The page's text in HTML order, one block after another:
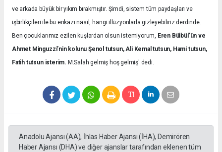
ve arkada büyük bir yıkım bırakmıştır. Şimdi, sistem tüm paydaşları ve
işbirlikçileri ile bu enkazı nasıl, hangi illüzyonlarla gizleyebiliriz derdinde.
Ben çocuklarımız ezilen kuşlardan olsun istemiyorum, Eren Bülbül’ün ve
Ahmet Minguzzi’nin kolunu Şenol tutsun, Ali Kemal tutsun, Hami tutsun,
Fatih tutsun isterim. M.Salah gelmiş hoş gelmiş' dedi.
Anadolu Ajansı (AA), İhlas Haber Ajansı (İHA), Demirören
Haber Ajansı (DHA) ve diğer ajanslar tarafından eklenen tüm